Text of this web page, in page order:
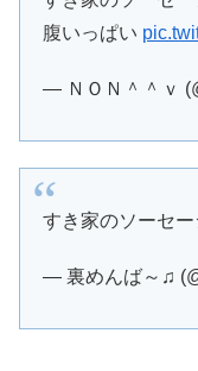
腹いっぱい
— ＮＯＮ＾＾ｖ
すき家のソーセ
— 裏めんば～♫